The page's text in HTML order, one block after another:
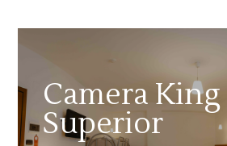
Camera King
Superior